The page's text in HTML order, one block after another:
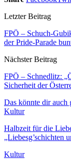
Letzter Beitrag
FPÖ – Schuch-
der Pride-Parade
Nächster Beitrag
FPÖ – Schnedlitz:
Sicherheit der
Das könnte dir auch
Kultur
Halbzeit für die
„Liebesg’schichten
Kultur